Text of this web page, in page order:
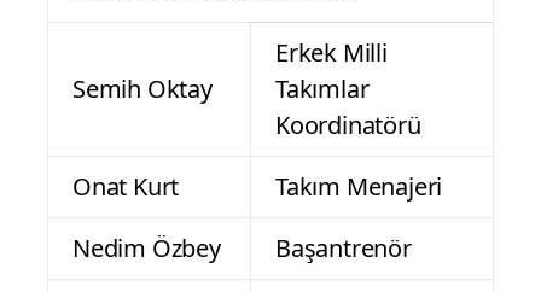
Semih Oktay
Erkek Milli
Takımlar
Koordinatörü
Onat Kurt
Takım Menajeri
Nedim Özbey
Başantrenör